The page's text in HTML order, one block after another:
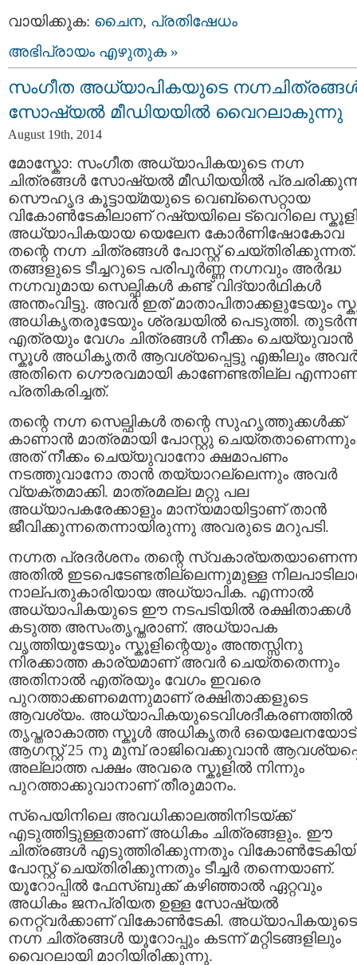
വായിക്കുക: ചൈന, പ്രതിഷേധം
അഭിപ്രായം എഴുതുക »
സംഗീത അധ്യാപികയുടെ
സോഷ്യല്‍ മീഡിയയില്‍ വൈറലാകുന്നു
August 19th, 2014
മോസ്കോ: സംഗീത അധ്യാപികയുടെ നഗ്ന
ചിത്രങ്ങള്‍ സോഷ്യല്‍ മീഡിയയില്‍
സൌഹൃദ കൂട്ടായ്മയുടെ വെബ്സൈറ്റായ
വികോണ്‍‌ടേകിലാണ് റഷ്യയിലെ ട്വെറിലെ
അധ്യാപികയായ യെലേന കോര്‍ണിഷോകോവ
തന്റെ നഗ്ന ചിത്രങ്ങള്‍ പോസ്റ്റ് ചെയ്തിരിക്കുന്നത്.
തങ്ങളുടെ ടീച്ചറുടെ പരിപൂര്‍ണ്ണ നഗ്നവും അര്‍ദ്ധ
നഗ്നവുമായ സെല്ഫികള്‍ കണ്ട് വിദ്യാര്‍ഥികള്‍
അന്തംവിട്ടു. അവര്‍ ഇത് മാതാപിതാക്കളുടേയും
അധികൃതരുടേയും ശ്രദ്ധയില്‍ പെടുത്തി.
എത്രയും വേഗം ചിത്രങ്ങള്‍ നീക്കം ചെയ്യുവാന്‍
സ്കൂള്‍ അധികൃതര്‍ ആവശ്യപ്പെട്ടു എങ്കിലും
അതിനെ ഗൌരവമായി കാണേണ്ടതില്ല
പ്രതികരിച്ചത്.
തന്റെ നഗ്ന സെല്ഫികള്‍ തന്റെ സുഹൃത്തുക്കള്‍ക്ക്
കാണാന്‍ മാത്രമായി പോസ്റ്റു ചെയ്തതാണെന്നും
അത് നീക്കം ചെയ്യുവാനോ ക്ഷമാപണം
നടത്തുവാനോ താന്‍ തയ്യാറല്ലെന്നും അവര്‍
വ്യക്തമാക്കി. മാത്രമല്ല മറ്റു പല
അധ്യാപകരേക്കാളും മാന്യമായിട്ടാണ് താന്‍
ജീവിക്കുന്നതെന്നായിരുന്നു അവരുടെ മറുപടി.
നഗ്നത പ്രദര്‍ശനം തന്റെ
അതില്‍ ഇടപെടേണ്ടതില്ലെന്നുമുള്ള
നാല്പതുകാരിയായ അധ്യാപിക. എന്നാല്‍
അധ്യാപികയുടെ ഈ നടപടിയില്‍ രക്ഷിതാക്കള്‍
കടുത്ത അസംതൃപ്തരാണ്. അധ്യാപക
വൃത്തിയുടേയും സ്കൂളിന്റെയും അന്തസ്സിനു
നിരക്കാത്ത കാര്യമാണ് അവര്‍ ചെയ്തതെന്നും
അതിനാല്‍ എത്രയും വേഗം ഇവരെ
പുറത്താക്കണമെന്നുമാണ് രക്ഷിതാക്കളുടെ
ആവശ്യം. അധ്യാപികയുടെവിശദീകരണത്തില്‍
തൃപ്തരാകാത്ത സ്കൂള്‍ അധികൃതര്‍ ഒയെലേനയോട്
ആഗസ്റ്റ് 25 നു മുമ്പ് രാജിവെക്കുവാന്‍
അല്ലാത്ത പക്ഷം അവരെ സ്കൂളില്‍ നിന്നും
പുറത്താക്കുവാനാണ് തീരുമാനം.
സ്പെയിനിലെ അവധിക്കാലത്തിനിടയ്ക്ക്
എടുത്തിട്ടുള്ളതാണ് അധികം ചിത്രങ്ങളും. ഈ
ചിത്രങ്ങള്‍ എടുത്തിരിക്കുന്നതും
പോസ്റ്റ് ചെയ്തിരിക്കുന്നതും ടീച്ചര്‍ തന്നെയാണ്.
യൂറോപ്പില്‍ ഫേസ്ബുക്ക് കഴിഞ്ഞാല്‍ ഏറ്റവും
അധികം ജനപ്രിയത ഉള്ള സോഷ്യല്‍
നെറ്റ്‌വര്‍ക്കാണ് വികോണ്‍‌ടേകി. അധ്യാപികയുടെ
നഗ്ന ചിത്രങ്ങള്‍ യൂറോപ്പും കടന്ന് മറ്റിടങ്ങളിലും
വൈറലായി മാറിയിരിക്കുന്നു.